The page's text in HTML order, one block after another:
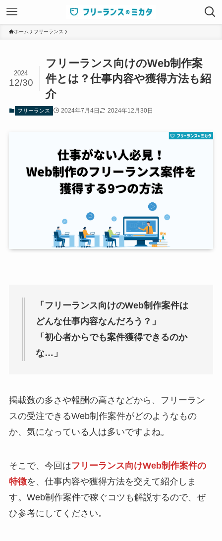
ホーム フリーランス
フリーランス向けのWeb制作案
件とは？仕事内容や獲得方法も紹
介
2024
12/30
フリーランス 2024年7月4日 2024年12月30日
「フリーランス向けのWeb制作案件は
どんな仕事内容なんだろう？」
「初心者からでも案件獲得できるのか
な…」
掲載数の多さや報酬の高さなどから、フリーラン
スの受注できるWeb制作案件がどのようなもの
か、気になっている人は多いですよね。
そこで、今回はフリーランス向けWeb制作案件の
特徴を、仕事内容や獲得方法を交えて紹介しま
す。Web制作案件で稼ぐコツも解説するので、ぜ
ひ参考にしてください。